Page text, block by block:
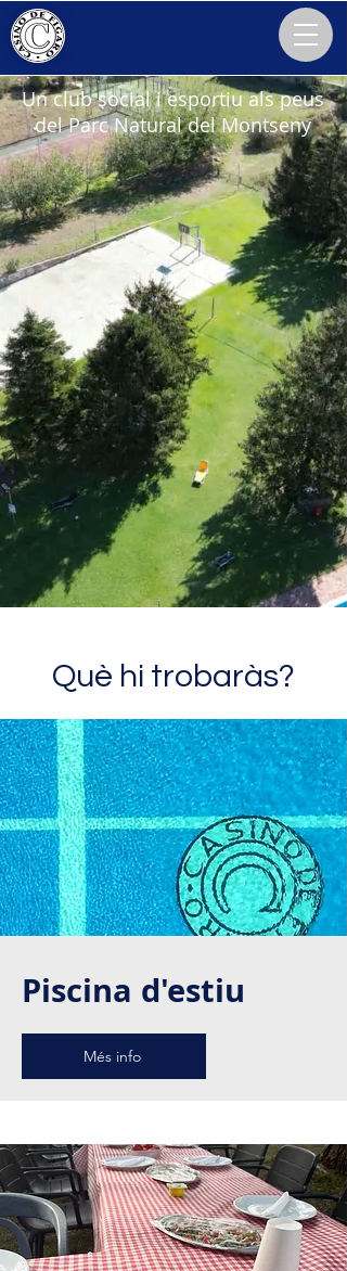
Un club social i esportiu als peus
del Parc Natural del Montseny
Què hi trobaràs?
Piscina d'estiu
Més info